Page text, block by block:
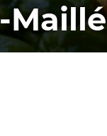
Maillé